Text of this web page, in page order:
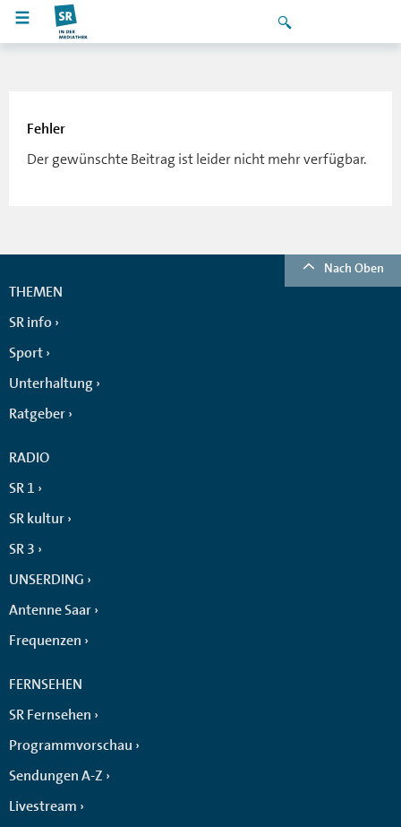
Fehler
Der gewünschte Beitrag ist leider nicht mehr verfügbar.
Nach Oben
THEMEN
SR info
Sport
Unterhaltung
Ratgeber
RADIO
SR 1
SR kultur
SR 3
UNSERDING
Antenne Saar
Frequenzen
FERNSEHEN
SR Fernsehen
Programmvorschau
Sendungen A-Z
Livestream